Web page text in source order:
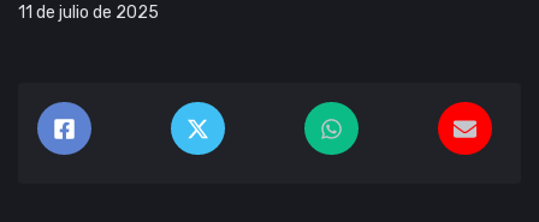
11 de julio de 2025